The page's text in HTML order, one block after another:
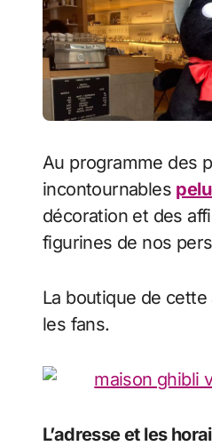
Au programme des
incontournables
décoration et des
figurines de nos
La boutique de cette
les fans.
L’adresse et les